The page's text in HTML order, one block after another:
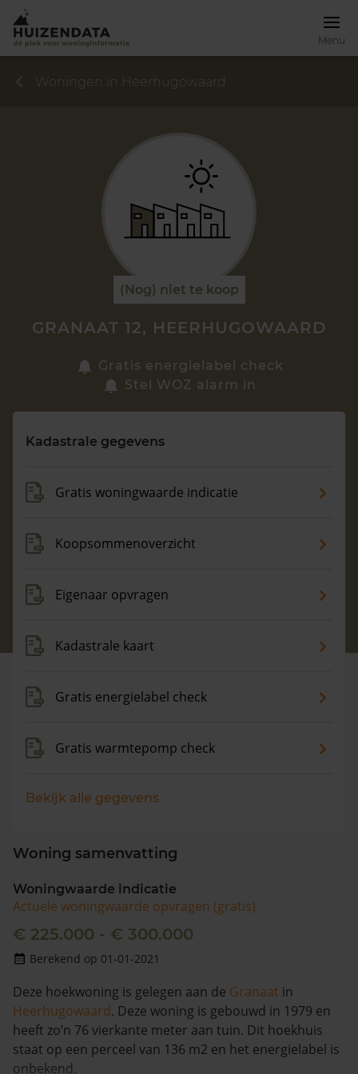
Menu
Zoek een woning
Maandag t/m vrijdag - 08:00 -18:00
Woningen in Heerhugowaard
(Nog) niet te koop
GRANAAT 12, HEERHUGOWAARD
Gratis energielabel check
Stel WOZ alarm in
Kadastrale gegevens
Gratis woningwaarde indicatie
Koopsommenoverzicht
Eigenaar opvragen
Kadastrale kaart
Gratis energielabel check
Gratis warmtepomp check
Bekijk alle gegevens
Woning samenvatting
Woningwaarde indicatie
Actuele woningwaarde opvragen (gratis)
€ 225.000 - € 300.000
Berekend op 01-01-2021
Deze hoekwoning is gelegen aan de Granaat in
Heerhugowaard. Deze woning is gebouwd in 1979 en
heeft zo’n 76 vierkante meter aan tuin. Dit hoekhuis
staat op een perceel van 136 m2 en het energielabel is
onbekend.